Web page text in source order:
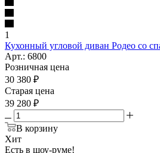
1
Кухонный угловой диван Родео со
Арт.: 6800
Розничная цена
30 380 ₽
Cтарая цена
39 280 ₽
В корзину
Хит
Есть в шоу-руме!